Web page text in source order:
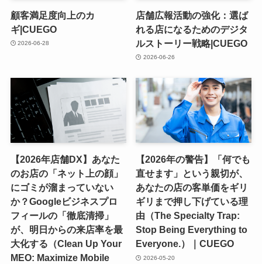
顧客満足度向上のカ
ギ|CUEGO
2026-06-28
店舗広報活動の強化：選ば
れる店になるためのデジタ
ルストーリー戦略|CUEGO
2026-06-26
【2026年店舗DX】あなた
のお店の「ネット上の顔」
にゴミが溜まっていない
か？Googleビジネスプロ
フィールの「徹底清掃」
が、明日からの来店率を最
大化する（Clean Up Your
MEO: Maximize Mobile
【2026年の警告】「何でも
直せます」という親切が、
あなたの店の客単価をギリ
ギリまで押し下げている理
由（The Specialty Trap:
Stop Being Everything to
Everyone.）｜CUEGO
2026-05-20